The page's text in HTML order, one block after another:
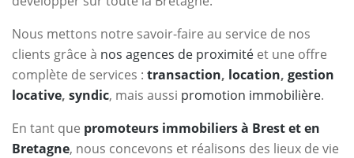
Nous mettons notre savoir-faire au service de nos
clients grâce à nos agences de proximité et une offre
complète de services : transaction, location, gestion
locative, syndic, mais aussi promotion immobilière.
En tant que promoteurs immobiliers à Brest et en
Bretagne, nous concevons et réalisons des lieux de vie